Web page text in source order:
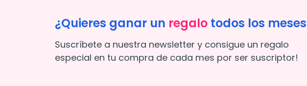
¿Quieres ganar un regalo todos los
Suscríbete a nuestra newsletter y consigue un regalo
especial en tu compra de cada mes por ser suscriptor!